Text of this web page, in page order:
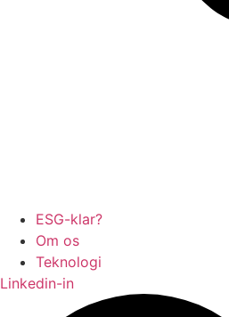
ESG-klar?
Om os
Teknologi
Linkedin-in